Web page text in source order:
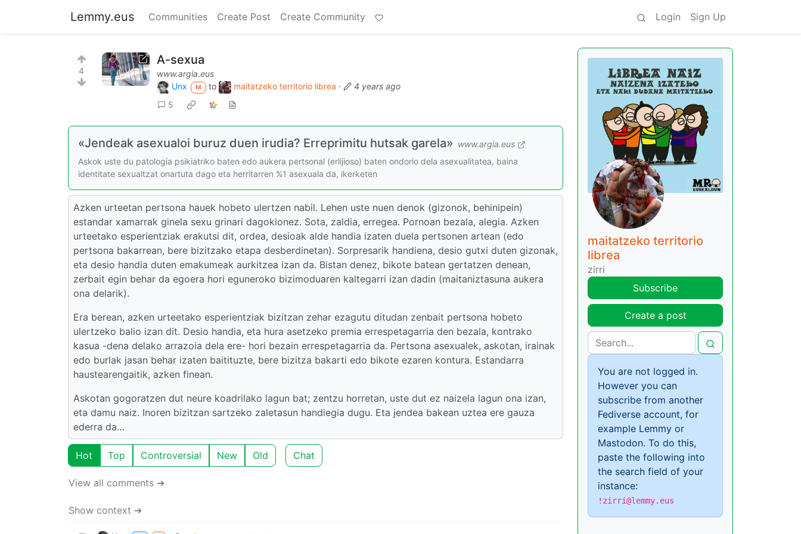
Lemmy.eus Communities Create Post Create Community Login Sign Up
4
A-sexua
www.argia.eus
Unx
M to maitatzeko territorio librea ·
4 years ago
5
«Jendeak asexualoi buruz duen irudia? Erreprimitu hutsak garela» www.argia.eus
Askok uste du patologia psikiatriko baten edo aukera pertsonal (erlijioso) baten ondorio dela asexualitatea, baina
identitate sexualtzat onartuta dago eta herritarren %1 asexuala da, ikerketen
Azken urteetan pertsona hauek hobeto ulertzen nabil. Lehen uste nuen denok (gizonok, behinipein)
estandar xamarrak ginela sexu grinari dagokionez. Sota, zaldia, erregea. Pornoan bezala, alegia. Azken
urteetako esperientziak erakutsi dit, ordea, desioak alde handia izaten duela pertsonen artean (edo
pertsona bakarrean, bere bizitzako etapa desberdinetan). Sorpresarik handiena, desio gutxi duten gizonak,
eta desio handia duten emakumeak aurkitzea izan da. Bistan denez, bikote batean gertatzen denean,
zerbait egin behar da egoera hori eguneroko bizimoduaren kaltegarri izan dadin (maitaniztasuna aukera
ona delarik).
Era berean, azken urteetako esperientziak bizitzan zehar ezagutu ditudan zenbait pertsona hobeto
ulertzeko balio izan dit. Desio handia, eta hura asetzeko premia errespetagarria den bezala, kontrako
kasua -dena delako arrazoia dela ere- hori bezain errespetagarria da. Pertsona asexualek, askotan, irainak
edo burlak jasan behar izaten baitituzte, bere bizitza bakarti edo bikote ezaren kontura. Estandarra
haustearengaitik, azken finean.
Askotan gogoratzen dut neure koadrilako lagun bat; zentzu horretan, uste dut ez naizela lagun ona izan,
eta damu naiz. Inoren bizitzan sartzeko zaletasun handiegia dugu. Eta jendea bakean uztea ere gauza
ederra da…
Hot Top Controversial New Old Chat
View all comments ➔
Show context ➔
maitatzeko territorio
librea
zirri
Subscribe
Create a post
You are not logged in.
However you can
subscribe from another
Fediverse account, for
example Lemmy or
Mastodon. To do this,
paste the following into
the search field of your
instance:
!zirri@lemmy.eus